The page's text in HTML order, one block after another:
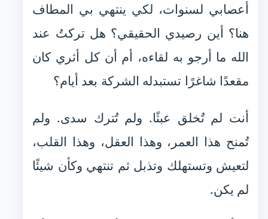
أعصابي لسنوات، لكي ينتهي بي المطاف
هنا؟ أين رصيدي الحقيقي؟ هل تركتُ عند
الله ما أرجو به لقاءه، أم أن كل أثري كان
مقعدًا شاغرًا تستبدله الشركة بعد أيام؟
أنت لم تُخلق عبثًا. ولم تُترك سدى. ولم
تُمنح هذا العمر، وهذا العقل، وهذا القلب،
لتعيش وتستهلك وتذبل ثم تنتهي وكأن شيئًا
لم يكن.